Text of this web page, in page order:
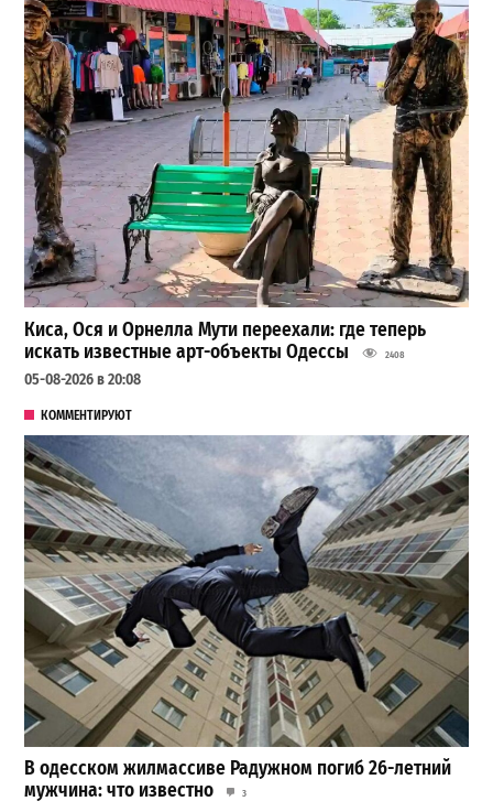
Киса, Ося и Орнелла Мути переехали: где теперь
искать известные арт-объекты Одессы
2408
05-08-2026 в 20:08
КОММЕНТИРУЮТ
В одесском жилмассиве Радужном погиб 26-летний
мужчина: что известно
3